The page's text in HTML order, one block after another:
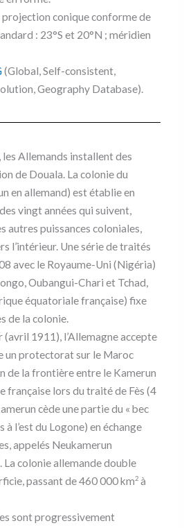
conique conforme de
: 23°S et 20°N ; méridien
(Global, Self-consistent,
Geography Database).
les Allemands installent des
de Douala. La colonie du
en allemand) est établie en
vingt années qui suivent,
autres puissances coloniales,
l’intérieur. Une série de traités
avec le Royaume-Uni (Nigéria)
Oubangui-Chari et Tchad,
équatoriale française) fixe
de la colonie.
(avril 1911), l’Allemagne accepte
un protectorat sur le Maroc
de la frontière entre le Kamerun
française lors du traité de Fès (4
cède une partie du « bec
l’est du Logone) en échange
appelés Neukamerun
colonie allemande double
passant de 460 000 km2à
sont progressivement